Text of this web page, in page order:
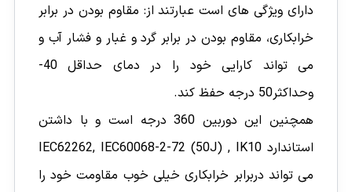
دارای ویژگی های است عبارتند از: مقاوم بودن در برابر
خرابکاری، مقاوم بودن در برابر گرد و غبار و فشار آب و
می تواند کارایی خود را در دمای حداقل 40-
وحداکثر50 درجه حفظ کند.
همچنین این دوربین 360 درجه است و با داشتن
استاندارد IEC62262, IEC60068-2-72 (50J) , IK10
می تواند دربرابر خرابکاری خیلی خوب مقاومت خود را